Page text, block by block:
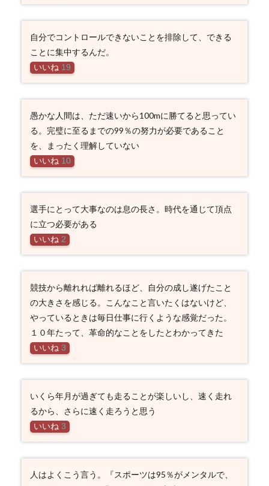
自分でコントロールできないことを排除して、できる
ことに集中するんだ。
いいね 19
愚かな人間は、ただ速いから100mに勝てると思ってい
る。完璧に至るまでの99％の努力が必要であること
を、まったく理解していない
いいね 10
選手にとって大事なのは息の長さ。時代を通じて頂点
に立つ必要がある
いいね 2
競技から離れれば離れるほど、自分の成し遂げたこと
の大きさを感じる。こんなこと言いたくはないけど、
やっているときは毎日仕事に行くような感覚だった。
１０年たって、革命的なことをしたとわかってきた
いいね 3
いくら年月が過ぎても走ることが楽しいし、速く走れ
るから、さらに速く走ろうと思う
いいね 3
人はよくこう言う。『スポーツは95％がメンタルで、